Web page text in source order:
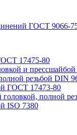
ГОСТ 9066-
17475-80
и
резьбой DIN
ГОСТ 17473-80
полной
ISO 7380